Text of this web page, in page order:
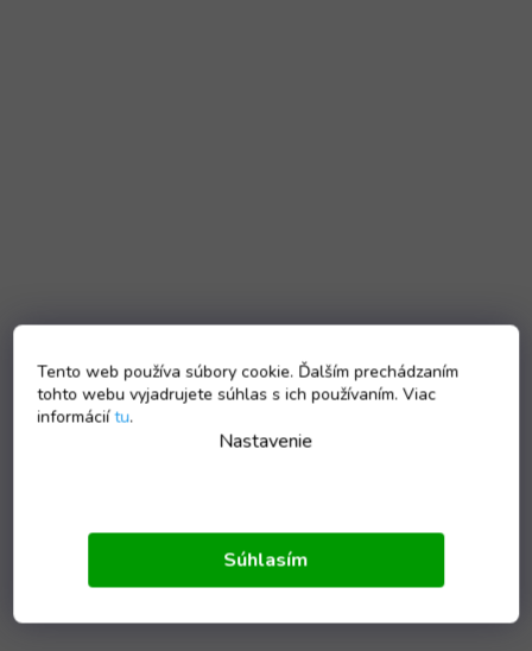
Tento web používa súbory cookie. Ďalším prechádzaním
tohto webu vyjadrujete súhlas s ich používaním. Viac
informáciítu.
Nastavenie
Súhlasím